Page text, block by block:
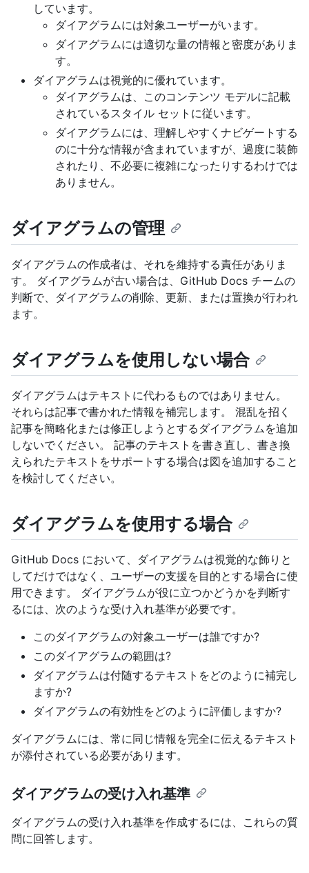
しています。
ダイアグラムには対象ユーザーがいます。
ダイアグラムには適切な量の情報と密度がありま
す。
ダイアグラムは視覚的に優れています。
ダイアグラムは、このコンテンツ モデルに記載
されているスタイル セットに従います。
ダイアグラムには、理解しやすくナビゲートする
のに十分な情報が含まれていますが、過度に装飾
されたり、不必要に複雑になったりするわけでは
ありません。
ダイアグラムの管理
ダイアグラムの作成者は、それを維持する責任がありま
す。 ダイアグラムが古い場合は、GitHub Docs チームの
判断で、ダイアグラムの削除、更新、または置換が行われ
ます。
ダイアグラムを使用しない場合
ダイアグラムはテキストに代わるものではありません。
それらは記事で書かれた情報を補完します。 混乱を招く
記事を簡略化または修正しようとするダイアグラムを追加
しないでください。 記事のテキストを書き直し、書き換
えられたテキストをサポートする場合は図を追加すること
を検討してください。
ダイアグラムを使用する場合
GitHub Docs において、ダイアグラムは視覚的な飾りと
してだけではなく、ユーザーの支援を目的とする場合に使
用できます。 ダイアグラムが役に立つかどうかを判断す
るには、次のような受け入れ基準が必要です。
このダイアグラムの対象ユーザーは誰ですか?
このダイアグラムの範囲は?
ダイアグラムは付随するテキストをどのように補完し
ますか?
ダイアグラムの有効性をどのように評価しますか?
ダイアグラムには、常に同じ情報を完全に伝えるテキスト
が添付されている必要があります。
ダイアグラムの受け入れ基準
ダイアグラムの受け入れ基準を作成するには、これらの質
問に回答します。